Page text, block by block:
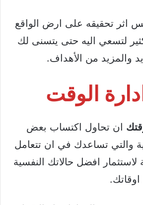
اثر تحقيقه على ارض الواقع
لتسعي اليه حتى يتسنى لك
والمزيد من الأهداف.
الوقت
ان تحاول اكتساب بعض
والتي تساعدك في ان تتعامل
لاستثمار افضل حالاتك النفسية